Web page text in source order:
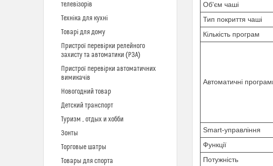
Об'єм чаші
Тип покриття чаші
Кількість програм
Автоматичні
Smart-управління
Функції
Потужність
телевізорів
Техніка для кухні
Товарі для дому
Пристрої перевірки релейного
захисту та автоматики (РЗА)
Пристрої перевірки автоматичних
вимикачів
Новогодний товар
Детский транспорт
Туризм , отдых и хобби
Зонты
Торговые шатры
Товары для спорта